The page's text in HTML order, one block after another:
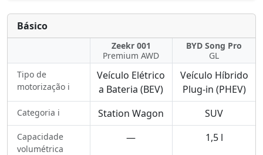
Básico
Zeekr 001
Premium AWD
BYD Song Pro
GL
Tipo de
motorização ℹ️
Veículo Elétrico
a Bateria (BEV)
Veículo Híbrido
Plug-in (PHEV)
Categoria ℹ️ Station Wagon SUV
Capacidade
volumétrica
— 1,5 l